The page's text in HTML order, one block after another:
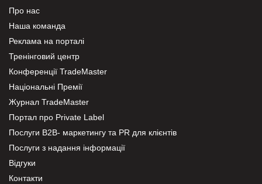
Про нас
Наша команда
Реклама на порталі
Тренінговий центр
Конференції TradeMaster
Національні Премії
Журнал TradeMaster
Портал про Private Label
Послуги В2В- маркетингу та PR для клієнтів
Послуги з надання інформації
Відгуки
Контакти